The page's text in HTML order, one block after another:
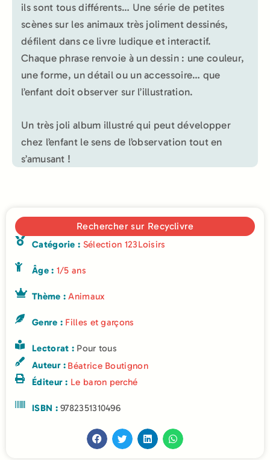
ils sont tous différents… Une série de petites
scènes sur les animaux très joliment dessinés,
défilent dans ce livre ludique et interactif.
Chaque phrase renvoie à un dessin : une couleur,
une forme, un détail ou un accessoire… que
l’enfant doit observer sur l’illustration.
Un très joli album illustré qui peut développer
chez l’enfant le sens de l’observation tout en
s’amusant !
Rechercher sur Recyclivre
Catégorie : Sélection 123Loisirs
Âge : 1/5 ans
Thème :Animaux
Genre : Filles et garçons
Lectorat : Pour tous
Auteur : Béatrice Boutignon
Éditeur : Le baron perché
ISBN :9782351310496